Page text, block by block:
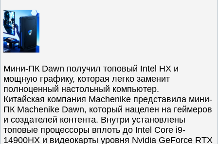
Мини-ПК Dawn получил топовый Intel HX и
мощную графику, которая легко заменит
полноценный настольный компьютер.
Китайская компания Machenike представила мини-
ПК Machenike Dawn, который нацелен на геймеров
и создателей контента. Внутри установлены
топовые процессоры вплоть до Intel Core i9-
14900HX и видеокарты уровня Nvidia GeForce RTX